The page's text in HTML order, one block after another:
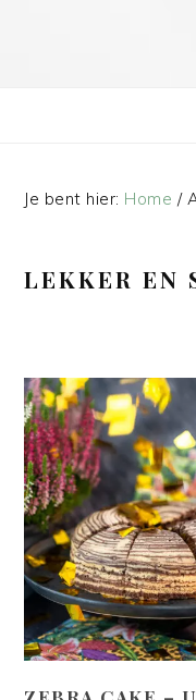
Je bent hier: Home /
LEKKER EN